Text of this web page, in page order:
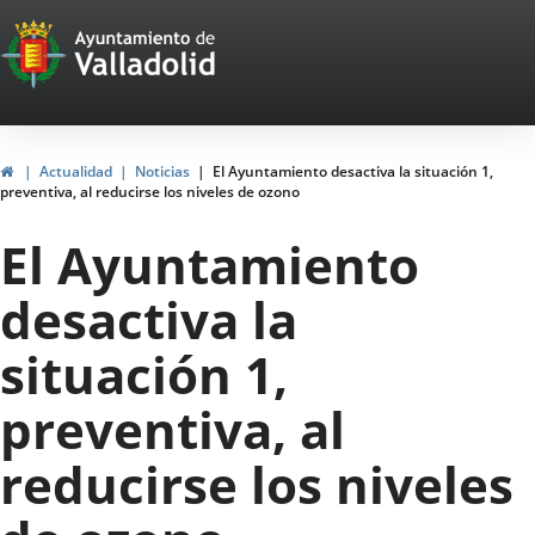
Portal
Web
del
Ayuntamiento
de
Valladolid
HomeActualidad Noticias
El Ayuntamiento desactiva la situación 1,
preventiva, al reducirse los niveles de ozono
El Ayuntamiento
desactiva la
situación 1,
preventiva, al
reducirse los niveles